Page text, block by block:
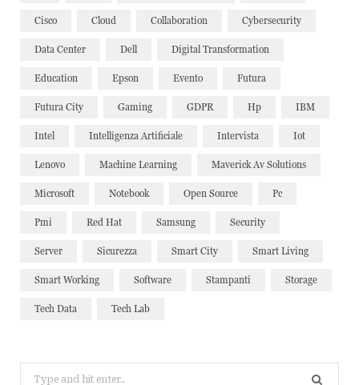
Cisco Cloud Collaboration Cybersecurity
Data Center Dell Digital Transformation
Education Epson Evento Futura
Futura City Gaming GDPR Hp IBM
Intel Intelligenza Artificiale Intervista Iot
Lenovo Machine Learning Maverick Av Solutions
Microsoft Notebook Open Source Pc
Pmi Red Hat Samsung Security
Server Sicurezza Smart City Smart Living
Smart Working Software Stampanti Storage
Tech Data Tech Lab
Search